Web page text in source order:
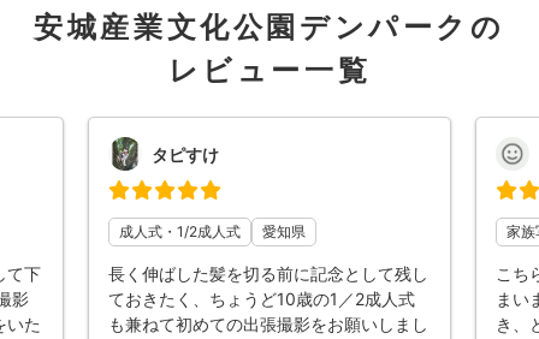
安城産業文化公園デンパークの
レビュー一覧
て下
影
いた
タピすけ
成人式・1/2成人式 愛知県
長く伸ばした髪を切る前に記念として残し
ておきたく、ちょうど10歳の1／2成人式
も兼ねて初めての出張撮影をお願いしまし
家族
こち
まい
き、